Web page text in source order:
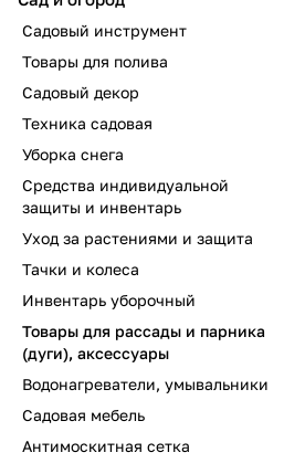
Садовый инструмент
Товары для полива
Садовый декор
Техника садовая
Уборка снега
Средства индивидуальной
защиты и инвентарь
Уход за растениями и защита
Тачки и колеса
Инвентарь уборочный
Товары для рассады и парника
(дуги), аксессуары
Водонагреватели, умывальники
Садовая мебель
Антимоскитная сетка